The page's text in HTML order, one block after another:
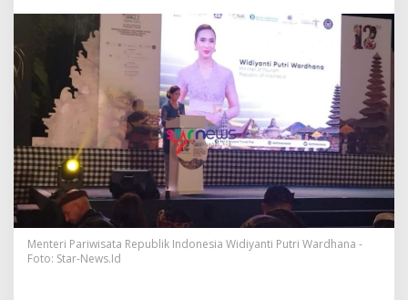
n
g
k
u
l
i
n
e
u
s
Menteri Pariwisata Republik Indonesia Widiyanti Putri Wardhana -
Foto: Star-News.Id